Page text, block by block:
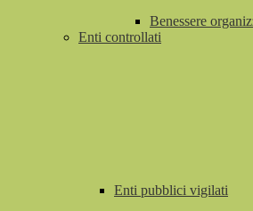
Benessere
Enti controllati
Enti pubblici vigilati